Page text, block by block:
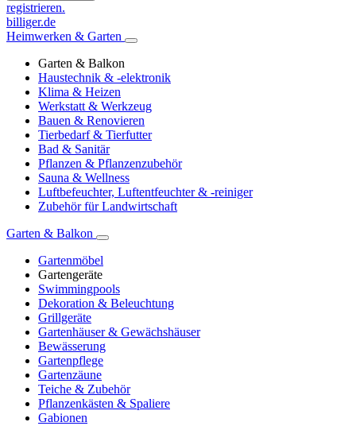
registrieren.
billiger.de
Heimwerken & Garten
Garten & Balkon
Haustechnik & -elektronik
Klima & Heizen
Werkstatt & Werkzeug
Bauen & Renovieren
Tierbedarf & Tierfutter
Bad & Sanitär
Pflanzen & Pflanzenzubehör
Sauna & Wellness
Luftbefeuchter, Luftentfeuchter & -reiniger
Zubehör für Landwirtschaft
Garten & Balkon
Gartenmöbel
Gartengeräte
Swimmingpools
Dekoration & Beleuchtung
Grillgeräte
Gartenhäuser & Gewächshäuser
Bewässerung
Gartenpflege
Gartenzäune
Teiche & Zubehör
Pflanzenkästen & Spaliere
Gabionen